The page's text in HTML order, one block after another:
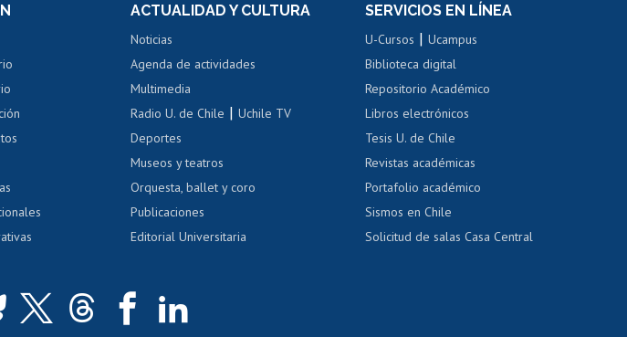
AUCAI
Portal de movilidad interna
Certificado de renta
Certificado de renta
Cursos de español
Acoso laboral, sexual y violencia Denuncias administrativas
ACTUALIDAD Y CULTURA
Noticias
Agenda de actividades
Multimedia
Radio U. de Chile |Uchile TV
Deportes
Museos y teatros
Orquesta, ballet y coro
Publicaciones
Editorial Universitaria
SERVICIOS EN LÍNEA
U-Cursos |Ucampus
Biblioteca digital
Repositorio Académico
Libros electrónicos
Tesis U. de Chile
Revistas académicas
Portafolio académico
Sismos en Chile
Solicitud de salas Casa Central